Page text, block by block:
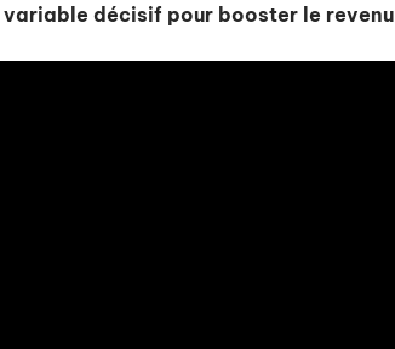
variable décisif pour booster le revenu